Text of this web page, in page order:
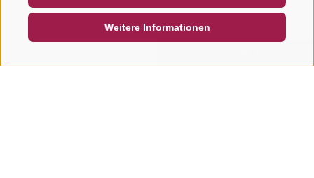
Weitere Informationen